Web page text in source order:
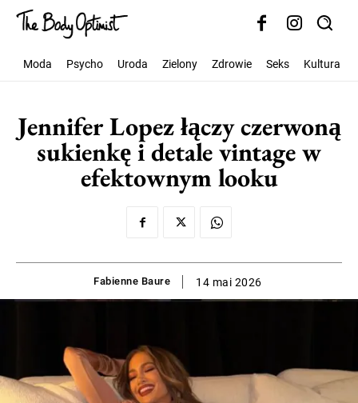
Moda Psycho Uroda Zielony Zdrowie Seks Kultura
Jennifer Lopez łączy czerwoną
sukienkę i detale vintage w
efektownym looku
Fabienne Baure 14 mai 2026